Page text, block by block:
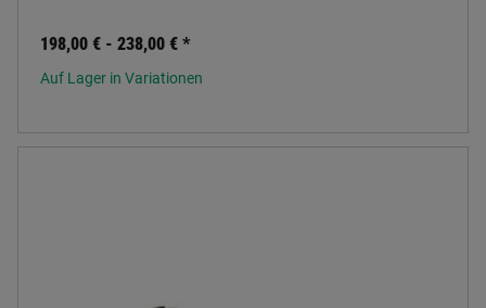
198,00 € - 238,00 € *
Auf Lager in Variationen